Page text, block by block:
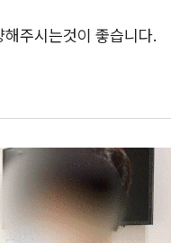
주시는것이 좋습니다.